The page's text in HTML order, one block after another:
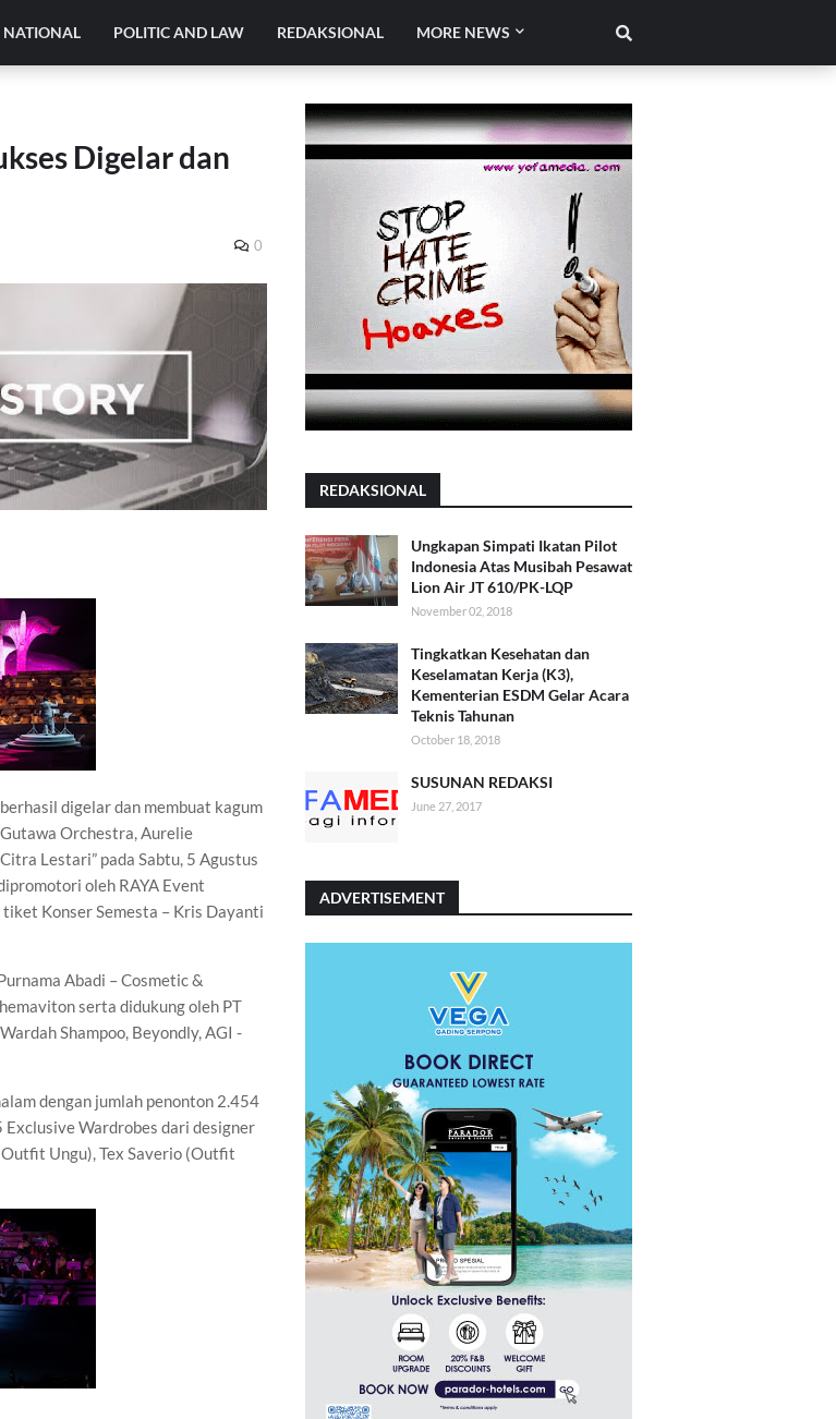
NATIONAL POLITIC AND LAW REDAKSIONAL MORE NEWS
Digelar dan
0
digelar dan membuat kagum
Orchestra, Aurelie
Lestari” pada Sabtu, 5 Agustus
oleh RAYA Event
Konser Semesta – Kris Dayanti
Abadi – Cosmetic &
serta didukung oleh PT
Shampoo, Beyondly, AGI -
dengan jumlah penonton 2.454
Exclusive Wardrobes dari designer
Ungu), Tex Saverio (Outfit
REDAKSIONAL
Ungkapan Simpati Ikatan Pilot
Indonesia Atas Musibah Pesawat
Lion Air JT 610/PK-LQP
November 02, 2018
Tingkatkan Kesehatan dan
Keselamatan Kerja (K3),
Kementerian ESDM Gelar Acara
Teknis Tahunan
October 18, 2018
SUSUNAN REDAKSI
June 27, 2017
ADVERTISEMENT